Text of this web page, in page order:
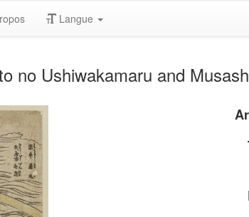
Langue
no Ushiwakamaru and